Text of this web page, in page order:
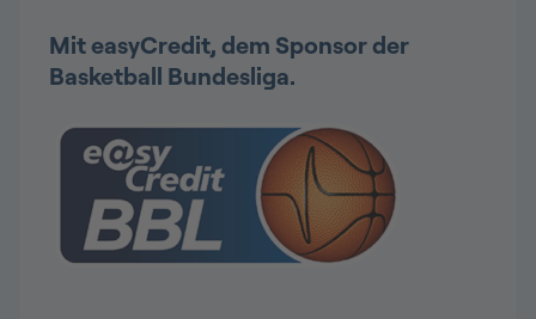
MiteasyCredit, dem Sponsor der
Basketball Bundesliga.